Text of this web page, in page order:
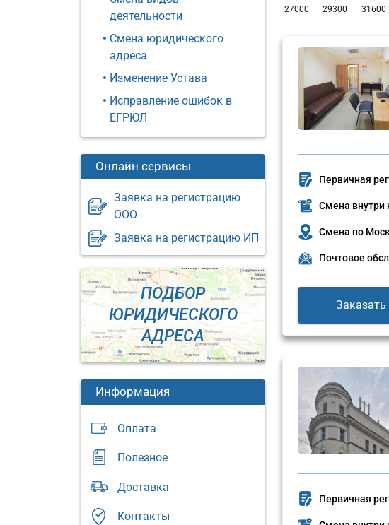
деятельности
Смена юридического
адреса
Изменение Устава
Исправление ошибок в
ЕГРЮЛ
Онлайн сервисы
Заявка на регистрацию
ООО
Заявка на регистрацию ИП
ПОДБОР
ЮРИДИЧЕСКОГО
АДРЕСА
Информация
Оплата
Полезное
Доставка
Контакты
адрес:
Москва,
Юридический
адрес:
Первичная
Смена внутри
Смена по
Почтовое
Заказать
Первичная